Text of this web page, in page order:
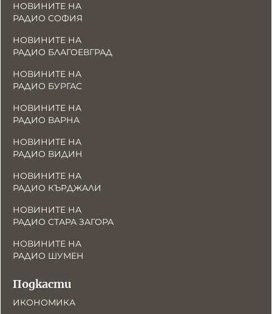
НОВИНИТЕ НА
РАДИО СОФИЯ
НОВИНИТЕ НА
РАДИО БЛАГОЕВГРАД
НОВИНИТЕ НА
РАДИО БУРГАС
НОВИНИТЕ НА
РАДИО ВАРНА
НОВИНИТЕ НА
РАДИО ВИДИН
НОВИНИТЕ НА
РАДИО КЪРДЖАЛИ
НОВИНИТЕ НА
РАДИО СТАРА ЗАГОРА
НОВИНИТЕ НА
РАДИО ШУМЕН
Подкасти
ИКОНОМИКА